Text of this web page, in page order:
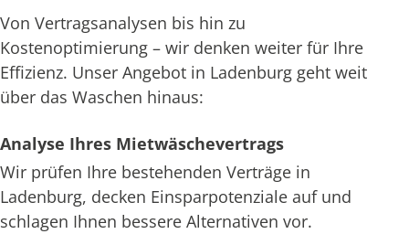
Von Vertragsanalysen bis hin zu
Kostenoptimierung – wir denken weiter für Ihre
Effizienz. Unser Angebot in Ladenburg geht weit
über das Waschen hinaus:
Analyse Ihres Mietwäschevertrags
Wir prüfen Ihre bestehenden Verträge in
Ladenburg, decken Einsparpotenziale auf und
schlagen Ihnen bessere Alternativen vor.